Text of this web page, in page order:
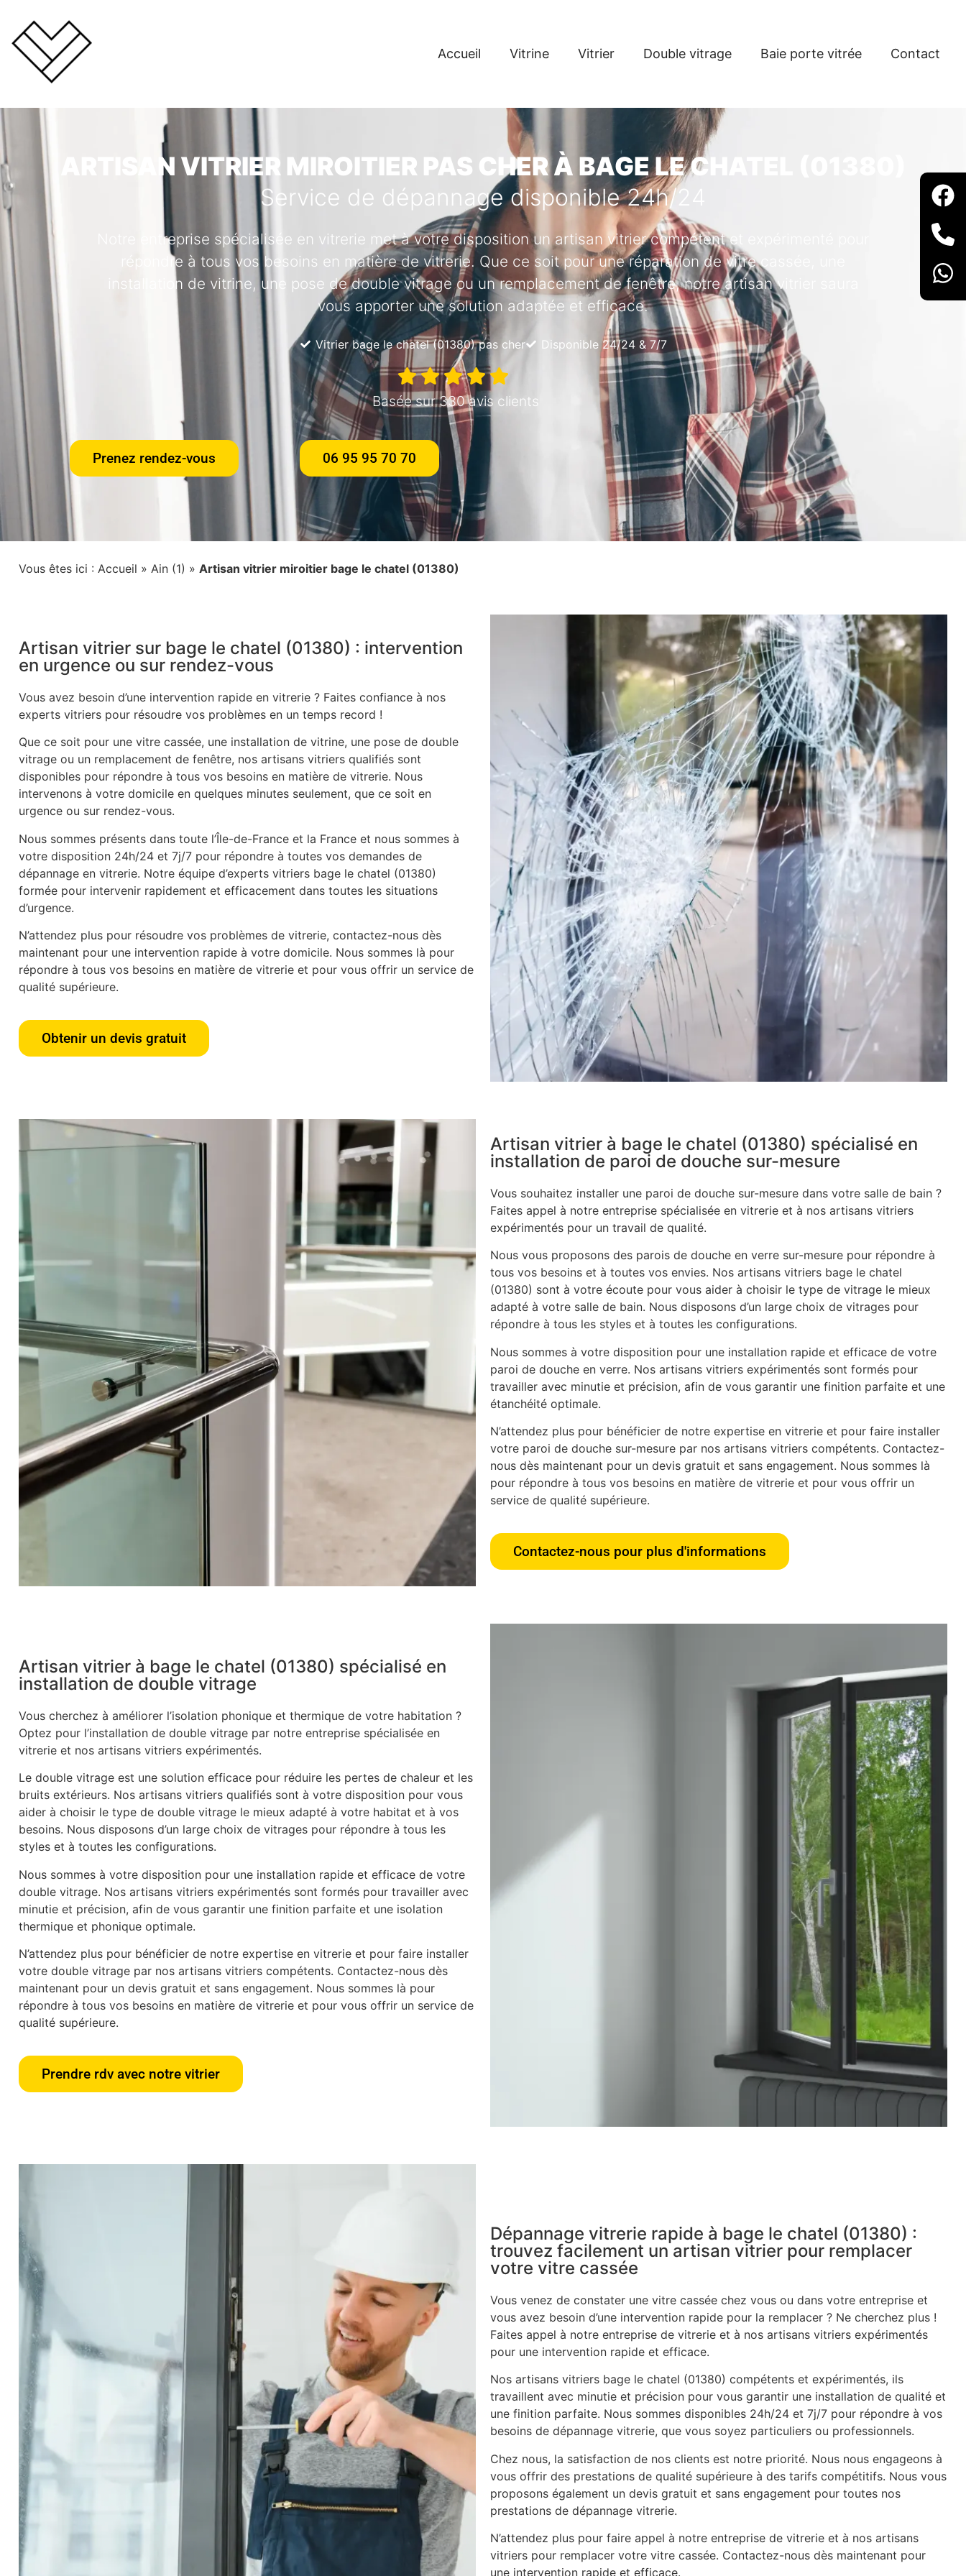
Accueil Vitrine Vitrier Double vitrage Baie porte vitrée Contact
ARTISAN VITRIER MIROITIER PAS CHER À BAGE LE CHATEL (01380)
Service de dépannage disponible 24h/24
Notre entreprise spécialisée en vitrerie met à votre disposition un artisan vitrier compétent et expérimenté pour
répondre à tous vos besoins en matière de vitrerie. Que ce soit pour une réparation de vitre cassée, une
installation de vitrine, une pose de double vitrage ou un remplacement de fenêtre, notre artisan vitrier saura
vous apporter une solution adaptée et efficace.
Vitrier bage le chatel (01380) pas cher Disponible 24/24 & 7/7
Basée sur 330 avis clients
Prenez rendez-vous 06 95 95 70 70
Vous êtes ici : Accueil » Ain (1) » Artisan vitrier miroitier bage le chatel (01380)
Artisan vitrier sur bage le chatel (01380) : intervention
en urgence ou sur rendez-vous
Vous avez besoin d’une intervention rapide en vitrerie ? Faites confiance à nos
experts vitriers pour résoudre vos problèmes en un temps record !
Que ce soit pour une vitre cassée, une installation de vitrine, une pose de double
vitrage ou un remplacement de fenêtre, nos artisans vitriers qualifiés sont
disponibles pour répondre à tous vos besoins en matière de vitrerie. Nous
intervenons à votre domicile en quelques minutes seulement, que ce soit en
urgence ou sur rendez-vous.
Nous sommes présents dans toute l’Île-de-France et la France et nous sommes à
votre disposition 24h/24 et 7j/7 pour répondre à toutes vos demandes de
dépannage en vitrerie. Notre équipe d’experts vitriers bage le chatel (01380)
formée pour intervenir rapidement et efficacement dans toutes les situations
d’urgence.
N’attendez plus pour résoudre vos problèmes de vitrerie, contactez-nous dès
maintenant pour une intervention rapide à votre domicile. Nous sommes là pour
répondre à tous vos besoins en matière de vitrerie et pour vous offrir un service de
qualité supérieure.
Obtenir un devis gratuit
Artisan vitrier à bage le chatel (01380) spécialisé en
installation de paroi de douche sur-mesure
Vous souhaitez installer une paroi de douche sur-mesure dans votre salle de bain ?
Faites appel à notre entreprise spécialisée en vitrerie et à nos artisans vitriers
expérimentés pour un travail de qualité.
Nous vous proposons des parois de douche en verre sur-mesure pour répondre à
tous vos besoins et à toutes vos envies. Nos artisans vitriers bage le chatel
(01380) sont à votre écoute pour vous aider à choisir le type de vitrage le mieux
adapté à votre salle de bain. Nous disposons d’un large choix de vitrages pour
répondre à tous les styles et à toutes les configurations.
Nous sommes à votre disposition pour une installation rapide et efficace de votre
paroi de douche en verre. Nos artisans vitriers expérimentés sont formés pour
travailler avec minutie et précision, afin de vous garantir une finition parfaite et une
étanchéité optimale.
N’attendez plus pour bénéficier de notre expertise en vitrerie et pour faire installer
votre paroi de douche sur-mesure par nos artisans vitriers compétents. Contactez-
nous dès maintenant pour un devis gratuit et sans engagement. Nous sommes là
pour répondre à tous vos besoins en matière de vitrerie et pour vous offrir un
service de qualité supérieure.
Contactez-nous pour plus d'informations
Artisan vitrier à bage le chatel (01380) spécialisé en
installation de double vitrage
Vous cherchez à améliorer l’isolation phonique et thermique de votre habitation ?
Optez pour l’installation de double vitrage par notre entreprise spécialisée en
vitrerie et nos artisans vitriers expérimentés.
Le double vitrage est une solution efficace pour réduire les pertes de chaleur et les
bruits extérieurs. Nos artisans vitriers qualifiés sont à votre disposition pour vous
aider à choisir le type de double vitrage le mieux adapté à votre habitat et à vos
besoins. Nous disposons d’un large choix de vitrages pour répondre à tous les
styles et à toutes les configurations.
Nous sommes à votre disposition pour une installation rapide et efficace de votre
double vitrage. Nos artisans vitriers expérimentés sont formés pour travailler avec
minutie et précision, afin de vous garantir une finition parfaite et une isolation
thermique et phonique optimale.
N’attendez plus pour bénéficier de notre expertise en vitrerie et pour faire installer
votre double vitrage par nos artisans vitriers compétents. Contactez-nous dès
maintenant pour un devis gratuit et sans engagement. Nous sommes là pour
répondre à tous vos besoins en matière de vitrerie et pour vous offrir un service de
qualité supérieure.
Prendre rdv avec notre vitrier
Dépannage vitrerie rapide à bage le chatel (01380) :
trouvez facilement un artisan vitrier pour remplacer
votre vitre cassée
Vous venez de constater une vitre cassée chez vous ou dans votre entreprise et
vous avez besoin d’une intervention rapide pour la remplacer ? Ne cherchez plus !
Faites appel à notre entreprise de vitrerie et à nos artisans vitriers expérimentés
pour une intervention rapide et efficace.
Nos artisans vitriers bage le chatel (01380) compétents et expérimentés, ils
travaillent avec minutie et précision pour vous garantir une installation de qualité et
une finition parfaite. Nous sommes disponibles 24h/24 et 7j/7 pour répondre à vos
besoins de dépannage vitrerie, que vous soyez particuliers ou professionnels.
Chez nous, la satisfaction de nos clients est notre priorité. Nous nous engageons à
vous offrir des prestations de qualité supérieure à des tarifs compétitifs. Nous vous
proposons également un devis gratuit et sans engagement pour toutes nos
prestations de dépannage vitrerie.
N’attendez plus pour faire appel à notre entreprise de vitrerie et à nos artisans
vitriers pour remplacer votre vitre cassée. Contactez-nous dès maintenant pour
une intervention rapide et efficace.